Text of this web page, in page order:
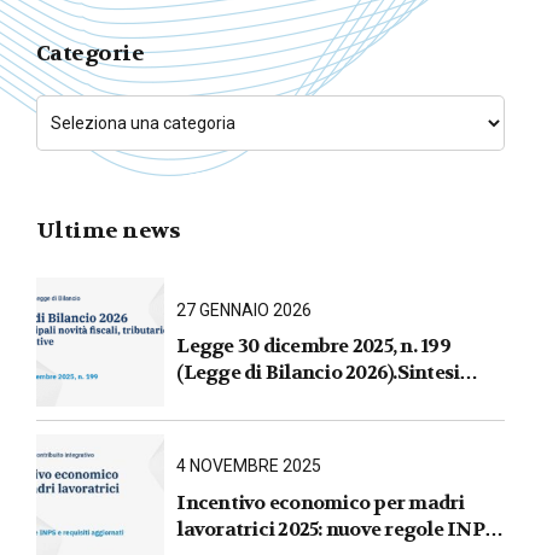
Categorie
Ultime news
27 GENNAIO 2026
Legge 30 dicembre 2025, n. 199
(Legge di Bilancio 2026).Sintesi
fiscali, tributarie, contributive e per
4 NOVEMBRE 2025
Incentivo economico per madri
lavoratrici 2025: nuove regole INPS